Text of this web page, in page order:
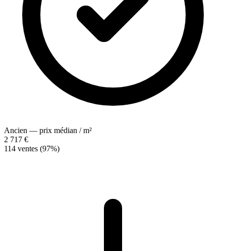
Ancien — prix médian / m²
2 717 €
114 ventes (97%)